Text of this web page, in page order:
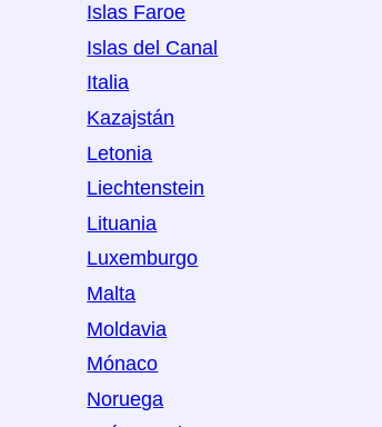
Islas Faroe
Islas del Canal
Italia
Kazajstán
Letonia
Liechtenstein
Lituania
Luxemburgo
Malta
Moldavia
Mónaco
Noruega